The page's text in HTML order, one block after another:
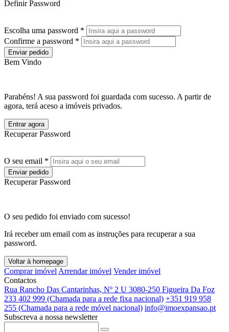
Definir Password
Escolha uma password *
Confirme a password *
Enviar pedido
Bem Vindo
Parabéns! A sua password foi guardada com sucesso. A partir de
agora, terá aceso a imóveis privados.
Entrar agora
Recuperar Password
O seu email *
Enviar pedido
Recuperar Password
O seu pedido foi enviado com sucesso!
Irá receber um email com as instruções para recuperar a sua
password.
Voltar à homepage
Comprar imóvel Arrendar imóvel Vender imóvel
Contactos
Rua Rancho Das Cantarinhas, Nº 2 U 3080-250 Figueira Da Foz
233 402 999 (Chamada para a rede fixa nacional) +351 919 958
255 (Chamada para a rede móvel nacional) info@imoexpansao.pt
Subscreva a nossa newsletter